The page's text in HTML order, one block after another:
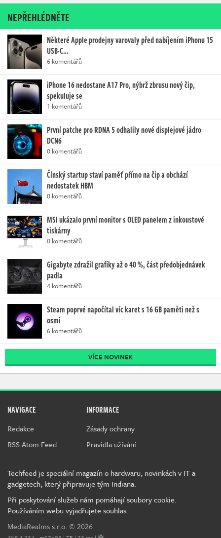
NEPŘEHLÉDNĚTE
Některé Apple prodejny varovaly před nabíjením iPhonu 15
USB-C…
6 komentářů
iPhone 16 nedostane A17 Pro, nýbrž zbrusu nový čip,
spekuluje se
1 komentářů
První patche pro RDNA 5 odhalily nové displejové jádro
DCN6
0 komentářů
Čínský startup staví paměť přímo na čip a obchází
nedostatek HBM
0 komentářů
MSI ukázalo první monitor s OLED panelem z inkoustové
tiskárny
0 komentářů
Gigabyte zdražil grafiky až o 40 %, část předobjednávek
padla
4 komentářů
Steam poprvé napočítal víc karet s 16 GB paměti než s
osmi
6 komentářů
VÍCE NOVINEK
NAVIGACE
Redakce
RSS Atom Feed
INFORMACE
Zásady ochrany
Pravidla užívání
Techfeed je speciální magazín o hardwaru, novinkách v IT a
gadgetech, který připravuje tým Indiana.
Při poskytování služeb nám pomáhají soubory cookie.
Používáním webu vyjadřujete souhlas.
MediaRealms s.r.o. © 2026